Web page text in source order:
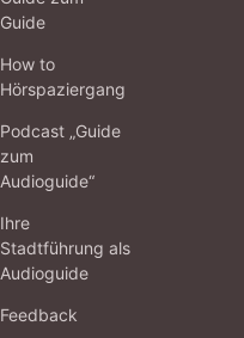
Guide
How to
Hörspaziergang
Podcast „Guide
zum
Audioguide“
Ihre
Stadtführung als
Audioguide
Feedback